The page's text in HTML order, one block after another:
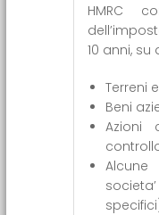
HMRC
10 anni,
Terreni
Beni
Azioni